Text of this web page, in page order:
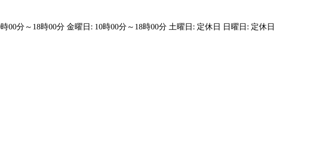
00分～18時00分 金曜日: 10時00分～18時00分 土曜日: 定休日 日曜日: 定休日